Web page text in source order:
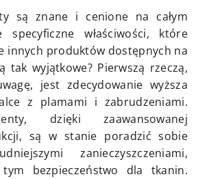
są znane i cenione na całym
właściwości, które
innych produktów dostępnych na
tak wyjątkowe? Pierwszą rzeczą,
jest zdecydowanie wyższa
z plamami i zabrudzeniami.
dzięki zaawansowanej
są w stanie poradzić sobie
zanieczyszczeniami,
bezpieczeństwo dla tkanin.